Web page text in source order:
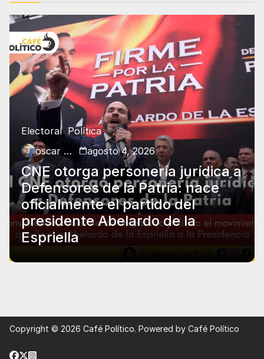
Electoral Política
oscar charry
agosto 4, 2026
CNE otorga personería jurídica a
Defensores de la Patria: nace
oficialmente el partido del
presidente Abelardo de la
Espriella
Copyright © 2026 Café Político. Powered by Café Político